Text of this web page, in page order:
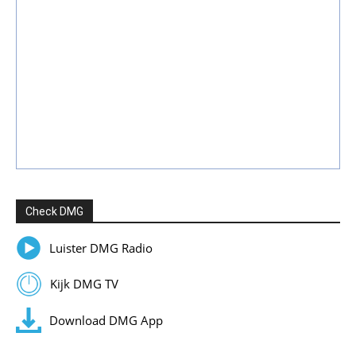
Check DMG
Luister DMG Radio
Kijk DMG TV
Download DMG App